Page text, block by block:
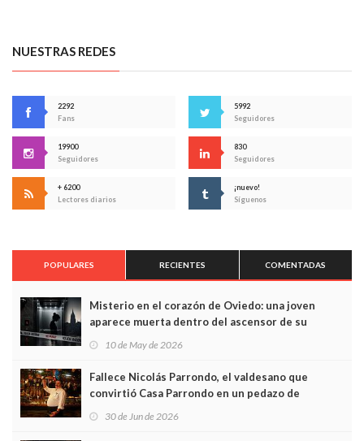
NUESTRAS REDES
2292
Fans
5992
Seguidores
19900
Seguidores
830
Seguidores
+ 6200
Lectores diarios
¡nuevo!
Síguenos
POPULARES RECIENTES COMENTADAS
Misterio en el corazón de Oviedo: una joven
aparece muerta dentro del ascensor de su
edificio y las cámaras captan sus últimos minutos
10 de May de 2026
Fallece Nicolás Parrondo, el valdesano que
convirtió Casa Parrondo en un pedazo de
Asturias en Madrid
30 de Jun de 2026